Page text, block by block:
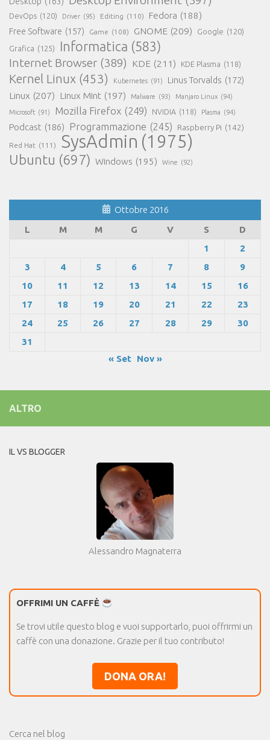
DevOps (120) Driver (95) Editing (110) Fedora (188)
Free Software (157) Game (108) GNOME (209) Google (120)
Grafica (125) Informatica (583)
Internet Browser (389) KDE (211) KDE Plasma (118)
Kernel Linux (453) Kubernetes (91) Linus Torvalds (172)
Linux (207) Linux Mint (197) Malware (93) Manjaro Linux (94)
Microsoft (91) Mozilla Firefox (249) NVIDIA (118) Plasma (94)
Podcast (186) Programmazione (245) Raspberry Pi (142)
Red Hat (111) SysAdmin (1975)
Ubuntu (697) Windows (195) Wine (92)
Ottobre 2016
L
M M G V S
D
1
2
3
4 5 6 7 8
9
10
11 12 13 14 15
16
17
18 19 20 21 22
23
24
25 26 27 28 29
30
31
« Set
Nov »
ALTRO
IL VS BLOGGER
Alessandro Magnaterra
OFFRIMI UN CAFFÈ
Se trovi utile questo blog e vuoi supportarlo, puoi offrirmi un
caffè con una donazione. Grazie per il tuo contributo!
DONA ORA!
Cerca nel blog